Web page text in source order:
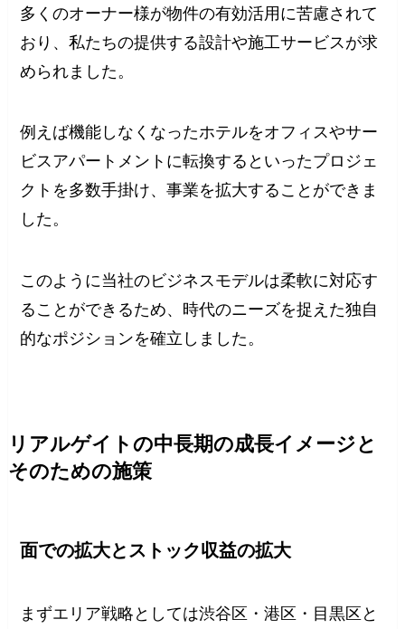
多くのオーナー様が物件の有効活用に苦慮されて
おり、私たちの提供する設計や施工サービスが求
められました。
例えば機能しなくなったホテルをオフィスやサー
ビスアパートメントに転換するといったプロジェ
クトを多数手掛け、事業を拡大することができま
した。
このように当社のビジネスモデルは柔軟に対応す
ることができるため、時代のニーズを捉えた独自
的なポジションを確立しました。
リアルゲイトの中長期の成長イメージと
そのための施策
面での拡大とストック収益の拡大
まずエリア戦略としては渋谷区・港区・目黒区と